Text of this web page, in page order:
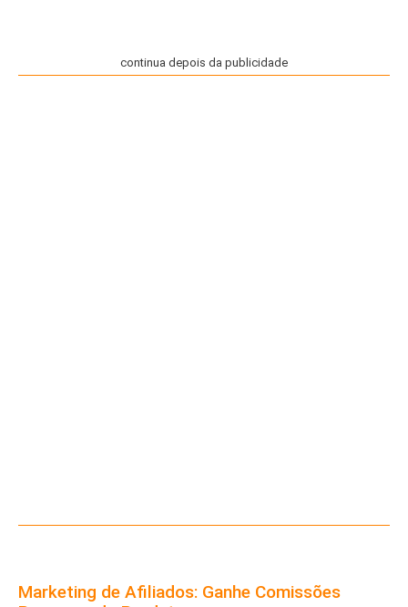
continua depois da publicidade
Marketing de Afiliados: Ganhe Comissões